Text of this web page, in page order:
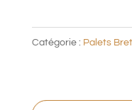
Eclats
Catégorie : Palets